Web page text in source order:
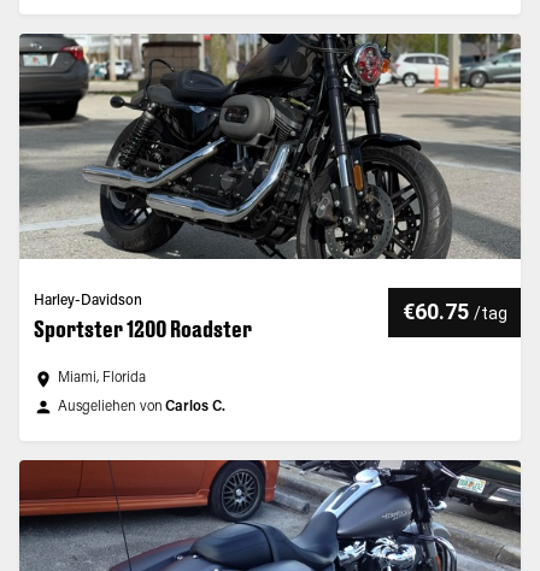
Harley-Davidson
Sportster 1200 Roadster
€60.75 /tag
Miami, Florida
Ausgeliehen von Carlos C.